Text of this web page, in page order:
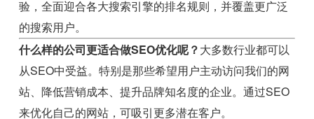
验，全面迎合各大搜索引擎的排名规则，并覆盖更广泛
的搜索用户。
什么样的公司更适合做SEO优化呢？大多数行业都可以
从SEO中受益。特别是那些希望用户主动访问我们的网
站、降低营销成本、提升品牌知名度的企业。通过SEO
来优化自己的网站，可吸引更多潜在客户。